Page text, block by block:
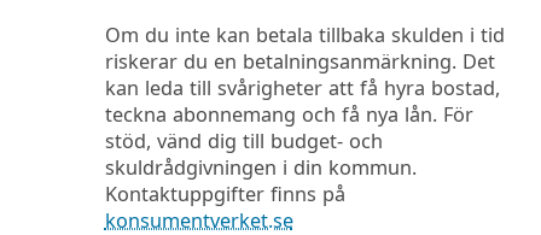
Om du inte kan betala tillbaka skulden i tid
riskerar du en betalningsanmärkning. Det
kan leda till svårigheter att få hyra bostad,
teckna abonnemang och få nya lån. För
stöd, vänd dig till budget- och
skuldrådgivningen i din kommun.
Kontaktuppgifter finns på
konsumentverket.se